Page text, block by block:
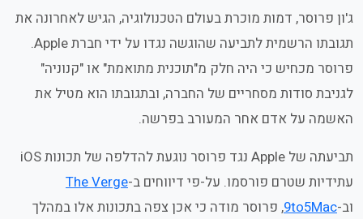
ג'ון פרוסר, דמות מוכרת בעולם הטכנולוגיה, הגיש לאחרונה את
תגובתו הרשמית לתביעה שהוגשה נגדו על ידי חברת Apple.
פרוסר מכחיש כי היה חלק מ"תוכנית מתואמת" או "קנוניה"
לגניבת סודות מסחריים של החברה, ובתגובתו הוא מטיל את
האשמה על אדם אחר המעורב בפרשה.
תביעתה של Apple נגד פרוסר נוגעת להדלפה של תכונות iOS
עתידיות שטרם פורסמו. על-פי דיווחים ב-The Verge
וב-9to5Mac, פרוסר מודה כי אכן צפה בתכונות אלו במהלך